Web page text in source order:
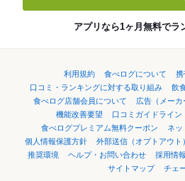
アプリなら1ヶ月無料でラ
利用規約 食べログについて
携
口コミ・ランキングに対する取り組み
飲
食べログ店舗会員について
広告（メー
機能改善要望
口コミガイドライン
食べログプレミアム無料クーポン
ネッ
個人情報保護方針
外部送信（オプトアウト）
推奨環境
ヘルプ・お問い合わせ 採用情報
サイトマップ
チェ